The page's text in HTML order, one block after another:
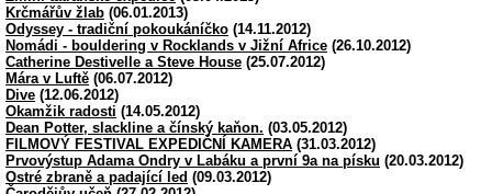
Krčmářův žlab (06.01.2013)
Odyssey - tradiční pokoukáníčko (14.11.2012)
Nomádi - bouldering v Rocklands v Jižní Africe (26.10.2012)
Catherine Destivelle a Steve House (25.07.2012)
Mára v Luftě (06.07.2012)
Dive (12.06.2012)
Okamžik radosti (14.05.2012)
Dean Potter, slackline a čínský kaňon. (03.05.2012)
FILMOVÝ FESTIVAL EXPEDIČNÍ KAMERA (31.03.2012)
Prvovýstup Adama Ondry v Labáku a první 9a na písku (20.03.2012)
Ostré zbraně a padající led (09.03.2012)